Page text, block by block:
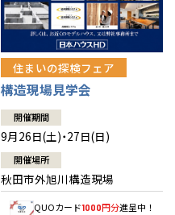
住まいの探検フェア
構造現場見学会
開催期間
9月26日(土)・27日(日)
開催場所
秋田市外旭川構造現場
QUOカード1000円分進呈中！